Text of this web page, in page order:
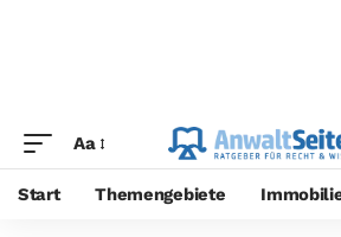
Aa
Start Themengebiete